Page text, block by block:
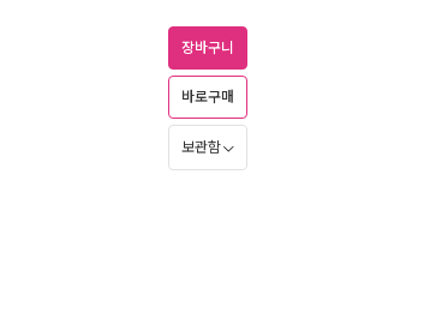
장바구니
바로구매
보관함